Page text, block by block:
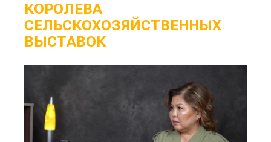
КОРОЛЕВА
СЕЛЬСКОХОЗЯЙСТВЕННЫХ
ВЫСТАВОК